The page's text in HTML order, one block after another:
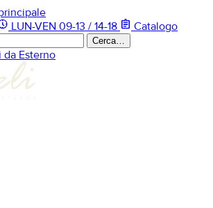
LUN-VEN 09-13 / 14-18 assignment Catalogo
Cerca…
Esterno